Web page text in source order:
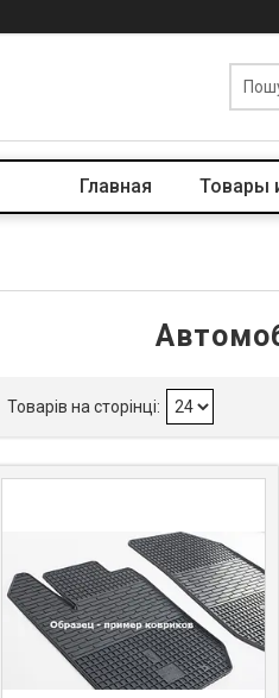
Главная Товары